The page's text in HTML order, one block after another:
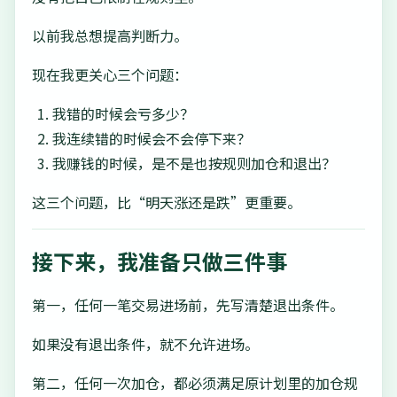
以前我总想提高判断力。
现在我更关心三个问题：
我错的时候会亏多少？
我连续错的时候会不会停下来？
我赚钱的时候，是不是也按规则加仓和退出？
这三个问题，比“明天涨还是跌”更重要。
接下来，我准备只做三件事
第一，任何一笔交易进场前，先写清楚退出条件。
如果没有退出条件，就不允许进场。
第二，任何一次加仓，都必须满足原计划里的加仓规